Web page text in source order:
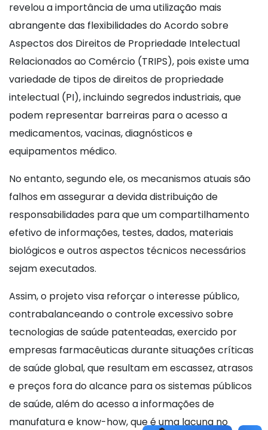
revelou a importância de uma utilização mais
abrangente das flexibilidades do Acordo sobre
Aspectos dos Direitos de Propriedade Intelectual
Relacionados ao Comércio (TRIPS), pois existe uma
variedade de tipos de direitos de propriedade
intelectual (PI), incluindo segredos industriais, que
podem representar barreiras para o acesso a
medicamentos, vacinas, diagnósticos e
equipamentos médico.
No entanto, segundo ele, os mecanismos atuais são
falhos em assegurar a devida distribuição de
responsabilidades para que um compartilhamento
efetivo de informações, testes, dados, materiais
biológicos e outros aspectos técnicos necessários
sejam executados.
Assim, o projeto visa reforçar o interesse público,
contrabalanceando o controle excessivo sobre
tecnologias de saúde patenteadas, exercido por
empresas farmacêuticas durante situações críticas
de saúde global, que resultam em escassez, atrasos
e preços fora do alcance para os sistemas públicos
de saúde, além do acesso a informações de
manufatura e know-how, que é uma lacuna no